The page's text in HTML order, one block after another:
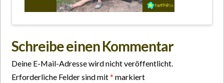
Schreibe einen Kommentar
Deine E-Mail-Adresse wird nicht veröffentlicht.
Erforderliche Felder sind mit* markiert